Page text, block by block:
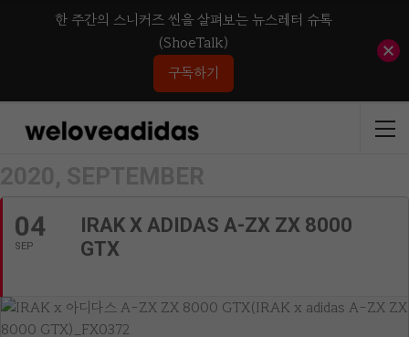
04
SEP
IRAK X ADIDAS A-ZX ZX 8000
GTX
한 주간의 스니커즈 씬을 살펴보는 뉴스레터 슈톡
(ShoeTalk)
구독하기